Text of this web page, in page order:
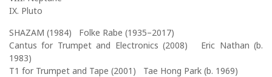
IX. Pluto
SHAZAM (1984) Folke Rabe (1935–2017)
Cantus for Trumpet and Electronics (2008) Eric Nathan (b.
1983)
T1 for Trumpet and Tape (2001) Tae Hong Park (b. 1969)